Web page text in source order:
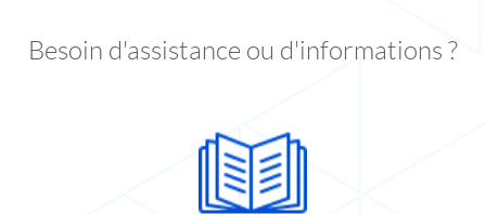
Besoin d'assistance ou d'informations ?